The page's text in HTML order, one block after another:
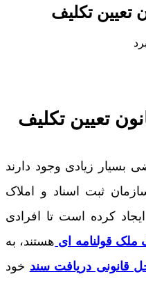
تعیین تکلیف
تعیین تکلیف
بسیار زیادی وجود دارند
ثبت اسناد و املاک
کرده است تا افرادی
قولنامه ای هستند، به
قانونی دریافت سند خود